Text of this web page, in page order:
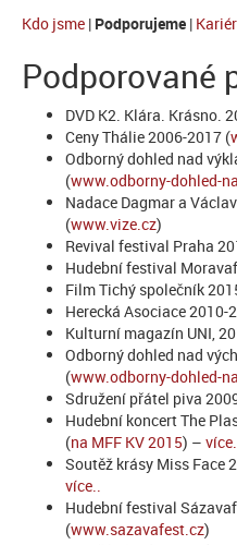
Kdo jsme | Podporujeme |
Podporované
DVD K2. Klára. Krásno.
Ceny Thálie 2006-2017 (
Odborný dohled nad
(www.odborny-dohled-
Nadace Dagmar a
(www.vize.cz)
Revival festival Praha
Hudební festival
Film Tichý společník
Herecká Asociace 2010-
Kulturní magazín UNI,
Odborný dohled nad
(www.odborny-dohled-
Sdružení přátel piva
Hudební koncert The
(na MFF KV 2015) – více..
Soutěž krásy Miss Face
více..
Hudební festival
(www.sazavafest.cz)